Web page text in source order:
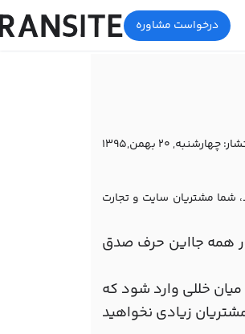
درخواست مشاوره
چهارشنبه, 20 بهمن,1395
شما مشتریان سایت و تجارت
همه جااین حرف صدق
میان خللی وارد شود که
زیادی نخواهید